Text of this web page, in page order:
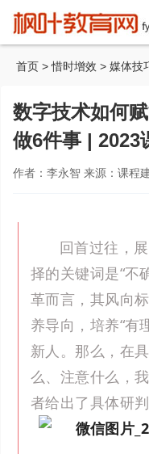
首页 >惜时增效 > 媒体技
数字技术如何
做6件事 | 2023
作者：李永智 来源：课程
回首过往，
择的关键词是“不
革而言，其风向
养导向，培养“有
新人。那么，在
么、注意什么，
者给出了具体研判